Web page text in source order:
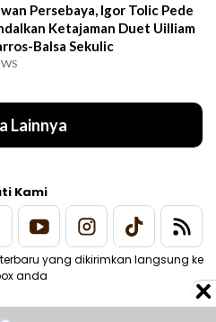
Persebaya, Igor Tolic Pede
Ketajaman Duet Uilliam
Balsa Sekulic
Lainnya
Kami
yang dikirimkan langsung ke
anda